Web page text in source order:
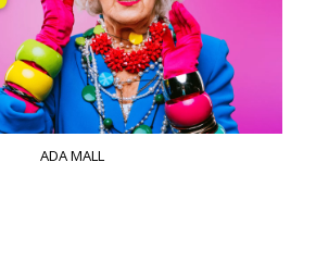
ADA MALL